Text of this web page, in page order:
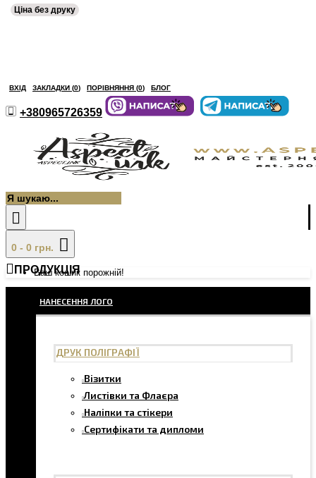
ВХІД ЗАКЛАДКИ (0) ПОРІВНЯННЯ (0) БЛОГ
+380965726359
0 - 0 грн.
Ваш кошик порожній!
ПРОДУКЦІЯ
НАНЕСЕННЯ ЛОГО
ДРУК ПОЛІГРАФІЇ
Візитки
Листівки та Флаєра
Наліпки та стікери
Сертифікати та дипломи
Ціна без друку